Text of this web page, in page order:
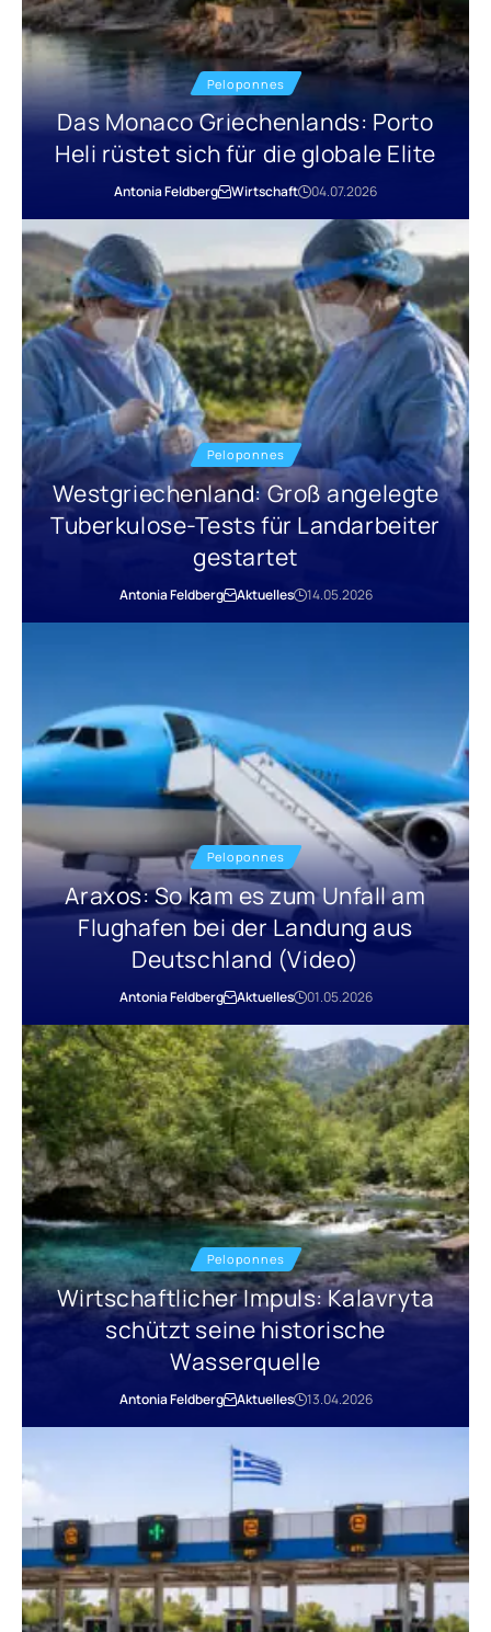
Peloponnes
Das Monaco Griechenlands: Porto
Heli rüstet sich für die globale Elite
Antonia Feldberg Wirtschaft 04.07.2026
Peloponnes
Westgriechenland: Groß angelegte
Tuberkulose-Tests für Landarbeiter
gestartet
Antonia Feldberg Aktuelles 14.05.2026
Peloponnes
Araxos: So kam es zum Unfall am
Flughafen bei der Landung aus
Deutschland (Video)
Antonia Feldberg Aktuelles 01.05.2026
Peloponnes
Wirtschaftlicher Impuls: Kalavryta
schützt seine historische
Wasserquelle
Antonia Feldberg Aktuelles 13.04.2026